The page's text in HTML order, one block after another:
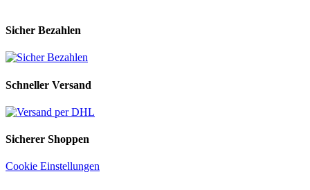
Sicher Bezahlen
Schneller Versand
Sicherer Shoppen
Cookie Einstellungen